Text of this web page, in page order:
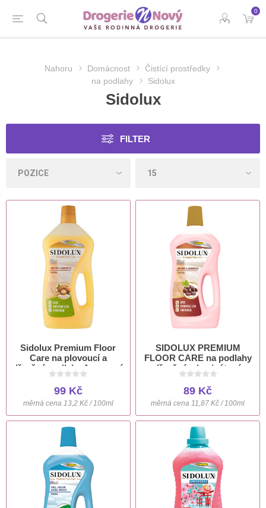
0
Nahoru Domácnost
Čistící prostředky
na podlahy
Sidolux
Sidolux
FILTER
Sidolux Premium Floor
Care na plovoucí a
dřevěné podlahy Arganový
olej 750 ml
99 Kč
měrná cena 13,2 Kč / 100ml
SIDOLUX PREMIUM
FLOOR CARE na podlahy
dřevěné a laminátové
JOJOBOVÝ OLEJ 750 ml
89 Kč
měrná cena 11,87 Kč / 100ml